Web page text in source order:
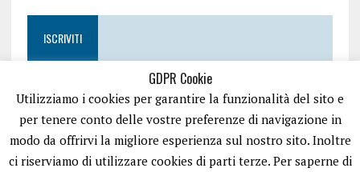
ISCRIVITI
GDPR Cookie
Utilizziamo i cookies per garantire la funzionalità del sito e
per tenere conto delle vostre preferenze di navigazione in
modo da offrirvi la migliore esperienza sul nostro sito. Inoltre
ci riserviamo di utilizzare cookies di parti terze. Per saperne di